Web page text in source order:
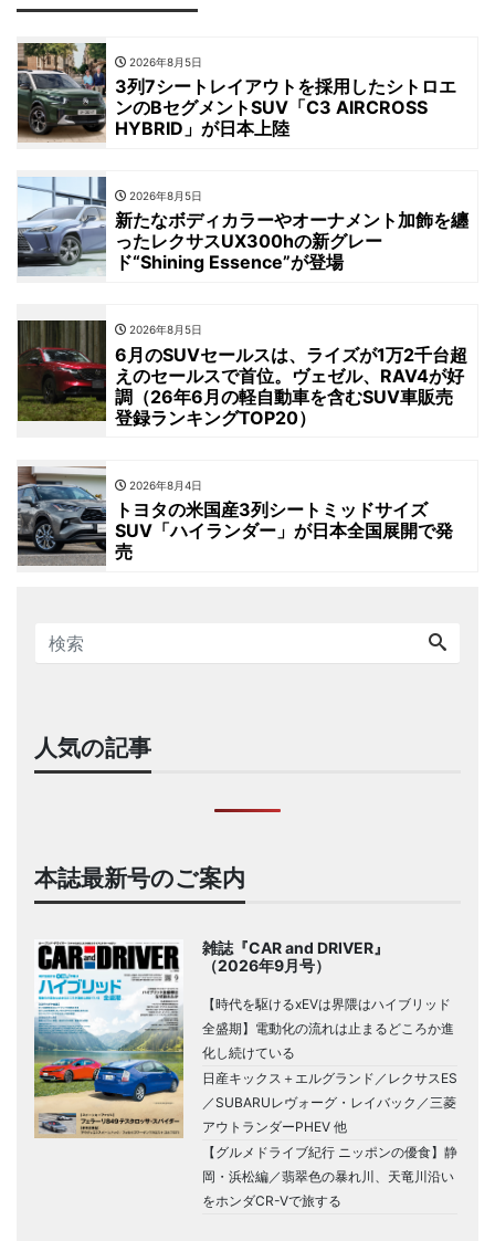
2026年8月5日
3列7シートレイアウトを採用したシトロエ
ンのBセグメントSUV「C3 AIRCROSS
HYBRID」が日本上陸
2026年8月5日
新たなボディカラーやオーナメント加飾を纏
ったレクサスUX300hの新グレー
ド“Shining Essence”が登場
2026年8月5日
6月のSUVセールスは、ライズが1万2千台超
えのセールスで首位。ヴェゼル、RAV4が好
調（26年6月の軽自動車を含むSUV車販売
登録ランキングTOP20）
2026年8月4日
トヨタの米国産3列シートミッドサイズ
SUV「ハイランダー」が日本全国展開で発
売
人気の記事
本誌最新号のご案内
雑誌『CAR and DRIVER』
（2026年9月号）
【時代を駆けるxEVは界隈はハイブリッド
全盛期】電動化の流れは止まるどころか進
化し続けている
日産キックス＋エルグランド／レクサスES
／SUBARUレヴォーグ・レイバック／三菱
アウトランダーPHEV 他
【グルメドライブ紀行 ニッポンの優食】静
岡・浜松編／翡翠色の暴れ川、天竜川沿い
をホンダCR-Vで旅する